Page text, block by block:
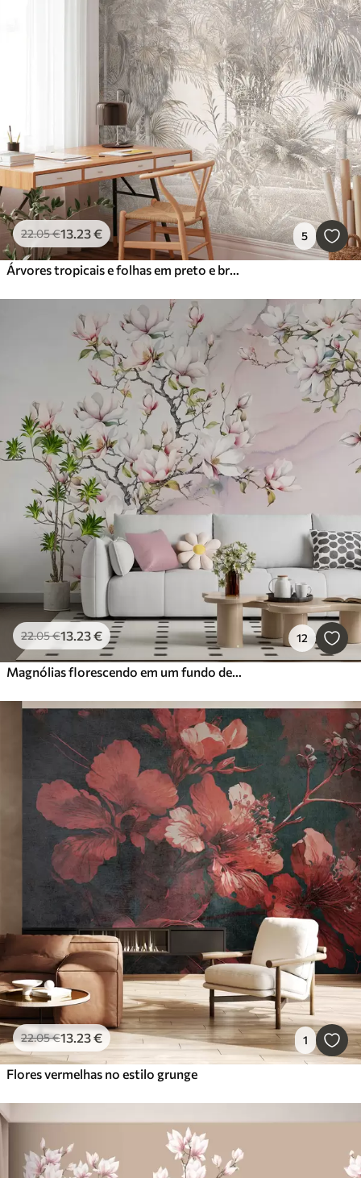
22.05€13.23€ 5
Árvores tropicais e folhas em preto e branco
22.05€13.23€ 12
Magnólias florescendo em um fundo de mármore
22.05€13.23€ 1
Flores vermelhas no estilo grunge